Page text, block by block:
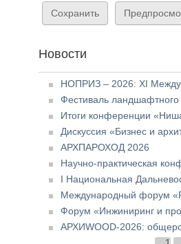
Новости
НОПРИЗ – 2026: XI
Фестиваль
Итоги конференции
Дискуссия «Бизнес и
АРХПАРОХОД 2026
Научно-практическая
I Национальная
Международный форум
Форум «Инжиниринг и
АРХИWOOD-2026: